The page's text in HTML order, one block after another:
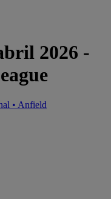
2026 -
• Anfield